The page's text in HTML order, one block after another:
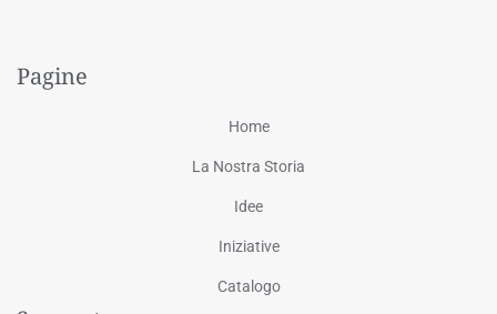
Pagine
Home
La Nostra Storia
Idee
Iniziative
Catalogo